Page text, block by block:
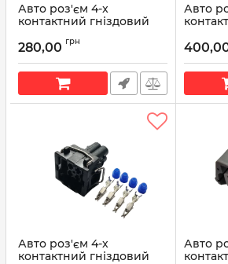
Авто роз'єм 4-x
контактний гніздовий
Артикул: Р476
280,00 грн
Авто
33471-
Артикул:
Авто роз'єм 4-х
контактний гніздовий
Авто